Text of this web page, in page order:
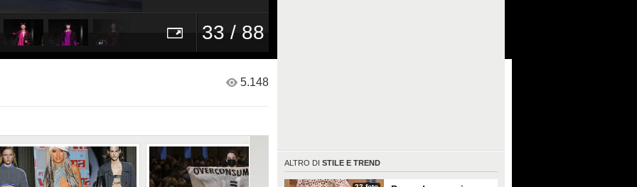
33 / 88
ALTRO DI STILE E TREND
5.148